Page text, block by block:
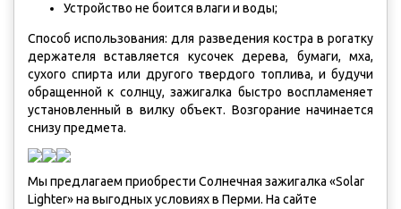
Устройство не боится влаги и воды;
Способ использования: для разведения костра в рогатку
держателя вставляется кусочек дерева, бумаги, мха,
сухого спирта или другого твердого топлива, и будучи
обращенной к солнцу, зажигалка быстро воспламеняет
установленный в вилку объект. Возгорание начинается
снизу предмета.
Мы предлагаем приобрести Cолнечная зажигалка «Solar
Lighter» на выгодных условиях в Перми. На сайте